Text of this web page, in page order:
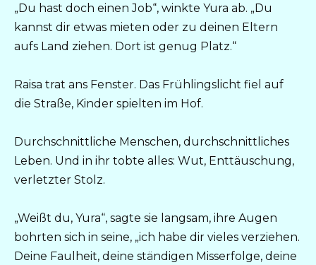
„Du hast doch einen Job“, winkte Yura ab. „Du
kannst dir etwas mieten oder zu deinen Eltern
aufs Land ziehen. Dort ist genug Platz.“
Raisa trat ans Fenster. Das Frühlingslicht fiel auf
die Straße, Kinder spielten im Hof.
Durchschnittliche Menschen, durchschnittliches
Leben. Und in ihr tobte alles: Wut, Enttäuschung,
verletzter Stolz.
„Weißt du, Yura“, sagte sie langsam, ihre Augen
bohrten sich in seine, „ich habe dir vieles verziehen.
Deine Faulheit, deine ständigen Misserfolge, deine